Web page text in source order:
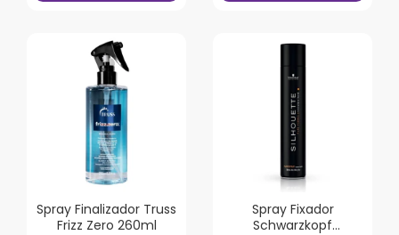
Spray Finalizador Truss
Frizz Zero 260ml
Spray Fixador
Schwarzkopf